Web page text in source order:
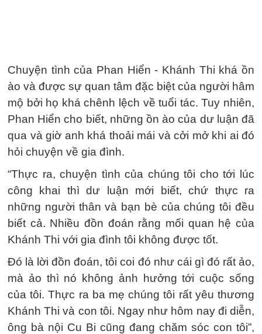
Chuyện tình của Phan Hiển - Khánh Thi khá ồn
ào và được sự quan tâm đặc biệt của người hâm
mộ bởi họ khá chênh lệch về tuổi tác. Tuy nhiên,
Phan Hiển cho biết, những ồn ào của dư luận đã
qua và giờ anh khá thoải mái và cởi mở khi ai đó
hỏi chuyện về gia đình.
“Thực ra, chuyện tình của chúng tôi cho tới lúc
công khai thì dư luận mới biết, chứ thực ra
những người thân và bạn bè của chúng tôi đều
biết cả. Nhiều đồn đoán rằng mối quan hệ của
Khánh Thi với gia đình tôi không được tốt.
Đó là lời đồn đoán, tôi coi đó như cái gì đó rất ảo,
mà ảo thì nó không ảnh hưởng tới cuộc sống
của tôi. Thực ra ba mẹ chúng tôi rất yêu thương
Khánh Thi và con tôi. Ngay như hôm nay đi diễn,
ông bà nội Cu Bi cũng đang chăm sóc con tôi”,